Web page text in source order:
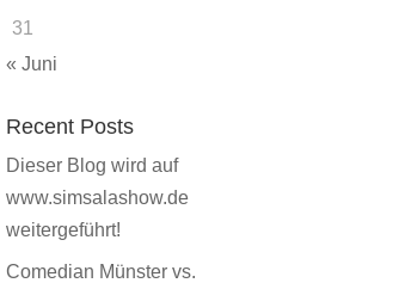
31
« Juni
Recent Posts
Dieser Blog wird auf
www.simsalashow.de
weitergeführt!
Comedian Münster vs.